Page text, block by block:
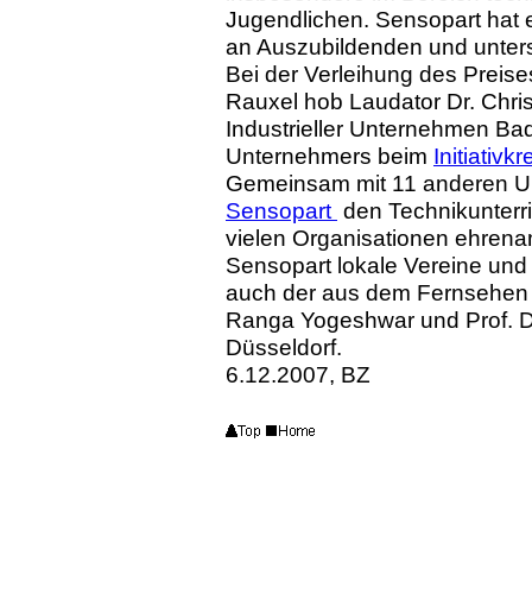
Jugendlichen. Sensopart hat
an Auszubildenden und
Bei der Verleihung des
Rauxel hob Laudator Dr.
Industrieller Unternehmen
Unternehmers beim
Gemeinsam mit 11 anderen
Sensopart den
vielen Organisationen
Sensopart lokale Vereine
auch der aus dem
Ranga Yogeshwar und Prof.
Düsseldorf.
6.12.2007, BZ